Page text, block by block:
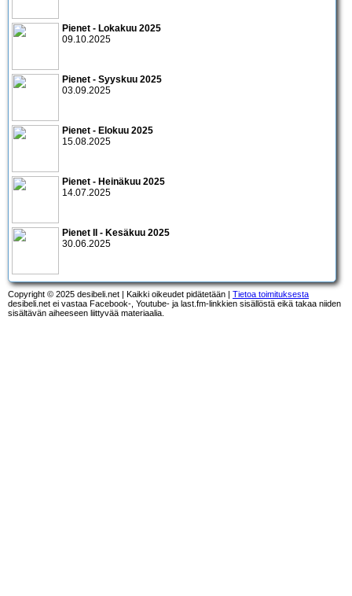
Pienet - Lokakuu 2025
09.10.2025
Pienet - Syyskuu 2025
03.09.2025
Pienet - Elokuu 2025
15.08.2025
Pienet - Heinäkuu 2025
14.07.2025
Pienet II - Kesäkuu 2025
30.06.2025
Copyright © 2025 desibeli.net | Kaikki oikeudet pidätetään | Tietoa toimituksesta
desibeli.net ei vastaa Facebook-, Youtube- ja last.fm-linkkien sisällöstä eikä takaa niiden
sisältävän aiheeseen liittyvää materiaalia.